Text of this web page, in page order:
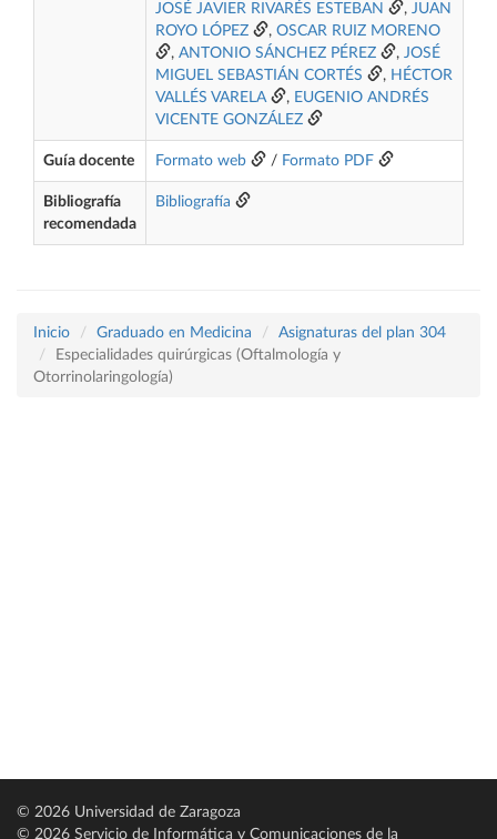
JOSÉ JAVIER RIVARÉS ESTEBAN
, JUAN
ROYO LÓPEZ
, OSCAR RUIZ MORENO
, ANTONIO SÁNCHEZ PÉREZ , JOSÉ
MIGUEL SEBASTIÁN CORTÉS
, HÉCTOR
VALLÉS VARELA
, EUGENIO ANDRÉS
VICENTE GONZÁLEZ
Guía docente Formato web / Formato PDF
Bibliografía
recomendada
Bibliografía
Inicio Graduado en Medicina
Asignaturas del plan 304
Especialidades quirúrgicas (Oftalmología y
Otorrinolaringología)
© 2026 Universidad de Zaragoza
© 2026 Servicio de Informática y Comunicaciones de la